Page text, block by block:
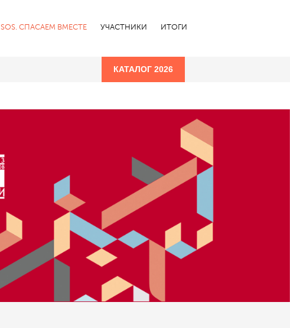
SOS. СПАСАЕМ ВМЕСТЕ УЧАСТНИКИ ИТОГИ
КАТАЛОГ 2026